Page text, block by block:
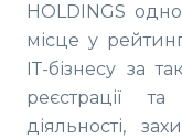
HOLDINGS
місце у
ІТ-бізнесу за
реєстрації
діяльності,